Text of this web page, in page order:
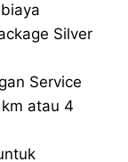
Silver
Service
atau 4